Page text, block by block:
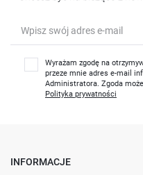
Wyrażam zgodę na
przeze mnie adres e-mail
Administratora. Zgoda
Polityka prywatności
INFORMACJE